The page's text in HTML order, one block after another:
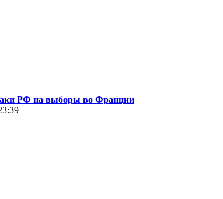
РФ на выборы во Франции